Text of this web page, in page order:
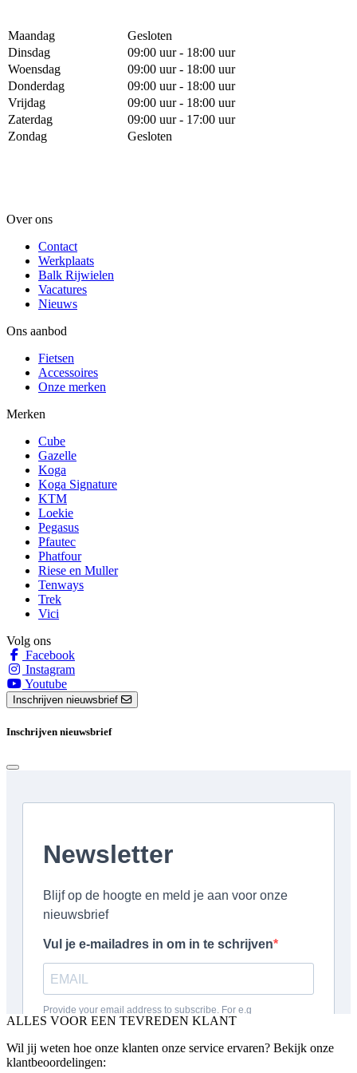
Maandag
Gesloten
Dinsdag
09:00 uur - 18:00 uur
Woensdag
09:00 uur - 18:00 uur
Donderdag
09:00 uur - 18:00 uur
Vrijdag
09:00 uur - 18:00 uur
Zaterdag
09:00 uur - 17:00 uur
Zondag
Gesloten
Over ons
Contact
Werkplaats
Balk Rijwielen
Vacatures
Nieuws
Ons aanbod
Fietsen
Accessoires
Onze merken
Merken
Cube
Gazelle
Koga
Koga Signature
KTM
Loekie
Pegasus
Pfautec
Phatfour
Riese en Muller
Tenways
Trek
Vici
Volg ons
Facebook
Instagram
Youtube
Inschrijven nieuwsbrief
Inschrijven nieuwsbrief
ALLES VOOR EEN TEVREDEN KLANT
Wil jij weten hoe onze klanten onze service ervaren? Bekijk onze
klantbeoordelingen: